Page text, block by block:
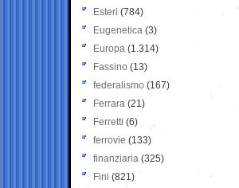
Esteri (784)
Eugenetica (3)
Europa (1.314)
Fassino (13)
federalismo (167)
Ferrara (21)
Ferretti (6)
ferrovie (133)
finanziaria (325)
Fini (821)